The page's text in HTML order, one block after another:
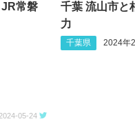
常磐
05-24
千葉 流山市と
力
千葉県 2024年